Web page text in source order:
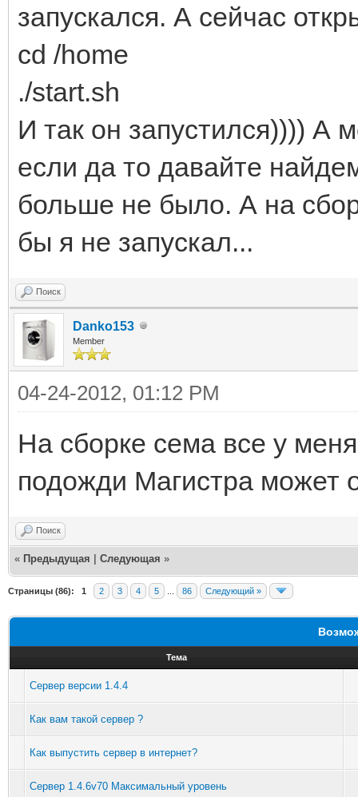
запускался. А сейчас
cd /home
./start.sh
И так он запустился)))) А
если да то давайте
больше не было. А на
бы я не запускал...
Поиск
Danko153
Member
04-24-2012, 01:12 PM
На сборке сема все у
подожди Магистра может
Поиск
« Предыдущая Следующая »
Страницы (86): 1 2 3 4 5 86 Следующий »
Тема
Сервер версии 1.4.4
Как вам такой сервер ?
Как выпустить сервер в интернет?
Сервер 1.4.6v70 Максимальный уровень